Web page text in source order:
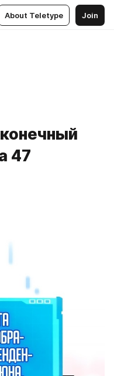
About Teletype Join
47